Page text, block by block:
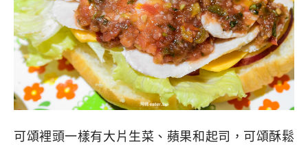
可頌裡頭一樣有大片生菜、蘋果和起司，可頌酥鬆